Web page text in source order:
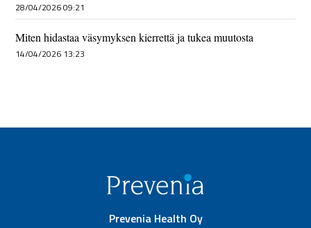
28/04/2026 09:21
Miten hidastaa väsymyksen kierrettä ja tukea muutosta
14/04/2026 13:23
Prevenia Health Oy